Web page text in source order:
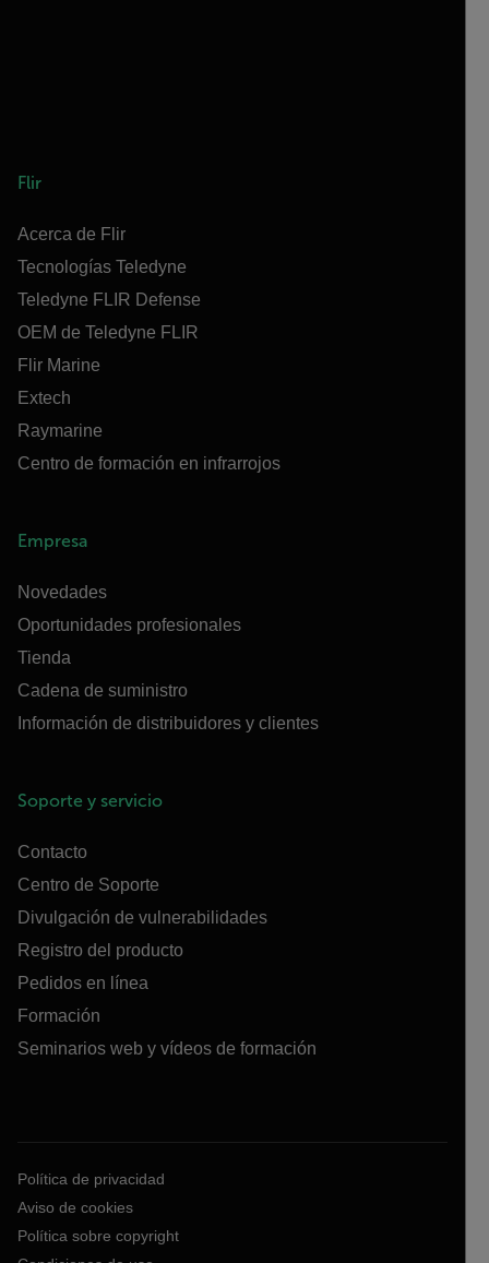
Flir
Acerca de Flir
Tecnologías Teledyne
Teledyne FLIR Defense
OEM de Teledyne FLIR
Flir Marine
Extech
Raymarine
Centro de formación en infrarrojos
Empresa
Novedades
Oportunidades profesionales
Tienda
Cadena de suministro
Información de distribuidores y clientes
Soporte y servicio
Contacto
Centro de Soporte
Divulgación de vulnerabilidades
Registro del producto
Pedidos en línea
Formación
Seminarios web y vídeos de formación
Política de privacidad
Aviso de cookies
Política sobre copyright